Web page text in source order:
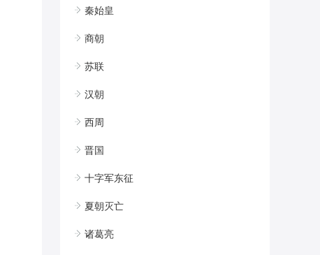
秦始皇
商朝
苏联
汉朝
西周
晋国
十字军东征
夏朝灭亡
诸葛亮